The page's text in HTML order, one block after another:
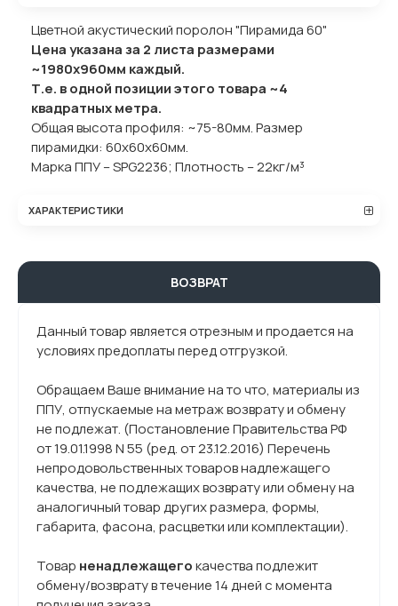
Цветной акустический поролон "Пирамида 60"
Цена указана за 2 листа размерами
~1980х960мм каждый.
Т.е. в одной позиции этого товара ~4
квадратных метра.
Общая высота профиля: ~75-80мм. Размер
пирамидки: 60x60x60мм.
Марка ППУ – SPG2236; Плотность – 22кг/м³
ХАРАКТЕРИСТИКИ
ВОЗВРАТ
Данный товар является отрезным и продается на
условиях предоплаты перед отгрузкой.
Обращаем Ваше внимание на то что, материалы из
ППУ, отпускаемые на метраж возврату и обмену
не подлежат. (Постановление Правительства РФ
от 19.01.1998 N 55 (ред. от 23.12.2016) Перечень
непродовольственных товаров надлежащего
качества, не подлежащих возврату или обмену на
аналогичный товар других размера, формы,
габарита, фасона, расцветки или комплектации).
Товар ненадлежащегокачества подлежит
обмену/возврату в течение 14 дней с момента